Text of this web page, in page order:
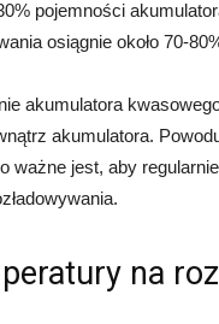
pojemności
osiągnie około 70-
akumulatora
akumulatora.
ważne jest, aby
na